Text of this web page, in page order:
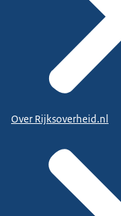
Over Rijksoverheid.nl